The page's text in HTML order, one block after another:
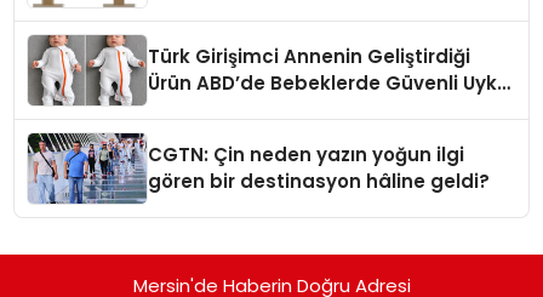
Türk Girişimci Annenin Geliştirdiği
Ürün ABD’de Bebeklerde Güvenli Uyku
CGTN: Çin neden yazın yoğun ilgi
gören bir destinasyon hâline geldi?
Mersin'de Haberin Doğru Adresi